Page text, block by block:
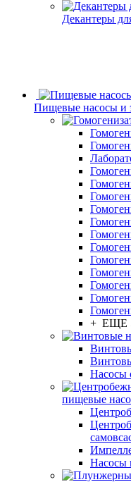
Декантеры
Пищевые насосы и
+ ЕЩЕ
Насосы
пищевые
Насосы